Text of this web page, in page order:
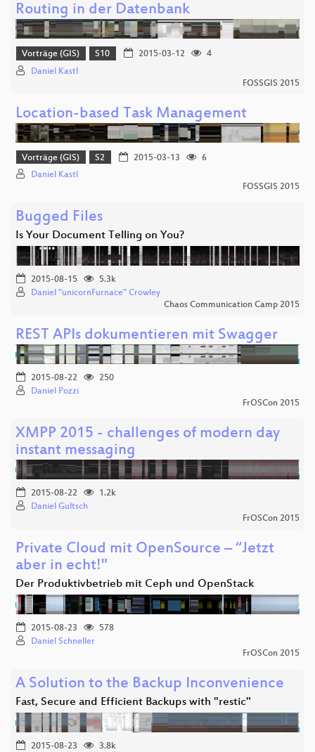
Routing in der Datenbank
Vorträge (GIS) S10 2015-03-12
4
Daniel Kastl
FOSSGIS 2015
Location-based Task Management
Vorträge (GIS) S2 2015-03-13
6
Daniel Kastl
FOSSGIS 2015
Bugged Files
Is Your Document Telling on You?
2015-08-15
5.3k
Daniel "unicornFurnace" Crowley
Chaos Communication Camp 2015
REST APIs dokumentieren mit Swagger
2015-08-22
250
Daniel Pozzi
FrOSCon 2015
XMPP 2015 - challenges of modern day
instant messaging
2015-08-22
1.2k
Daniel Gultsch
FrOSCon 2015
Private Cloud mit OpenSource – “Jetzt
aber in echt!"
Der Produktivbetrieb mit Ceph und OpenStack
2015-08-23
578
Daniel Schneller
FrOSCon 2015
A Solution to the Backup Inconvenience
Fast, Secure and Efficient Backups with "restic"
2015-08-23 3.8k